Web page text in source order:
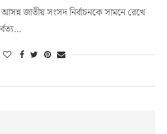
জাতীয় সংসদ নির্বাচনকে সামনে রেখে